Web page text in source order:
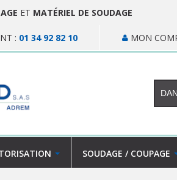
ET MATÉRIEL DE SOUDAGE
: 01 34 92 82 10 MON
SOUDAGE / COUPAGE